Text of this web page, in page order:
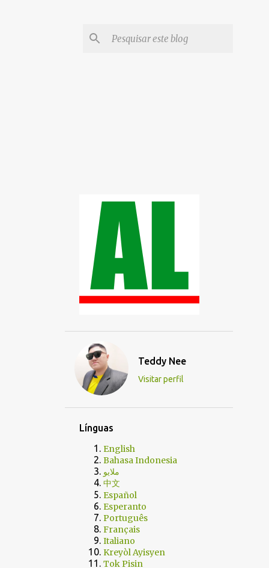
Teddy Nee
Visitar perfil
Línguas
English
Bahasa Indonesia
ملايو
中文
Español
Esperanto
Português
Français
Italiano
Kreyòl Ayisyen
Tok Pisin